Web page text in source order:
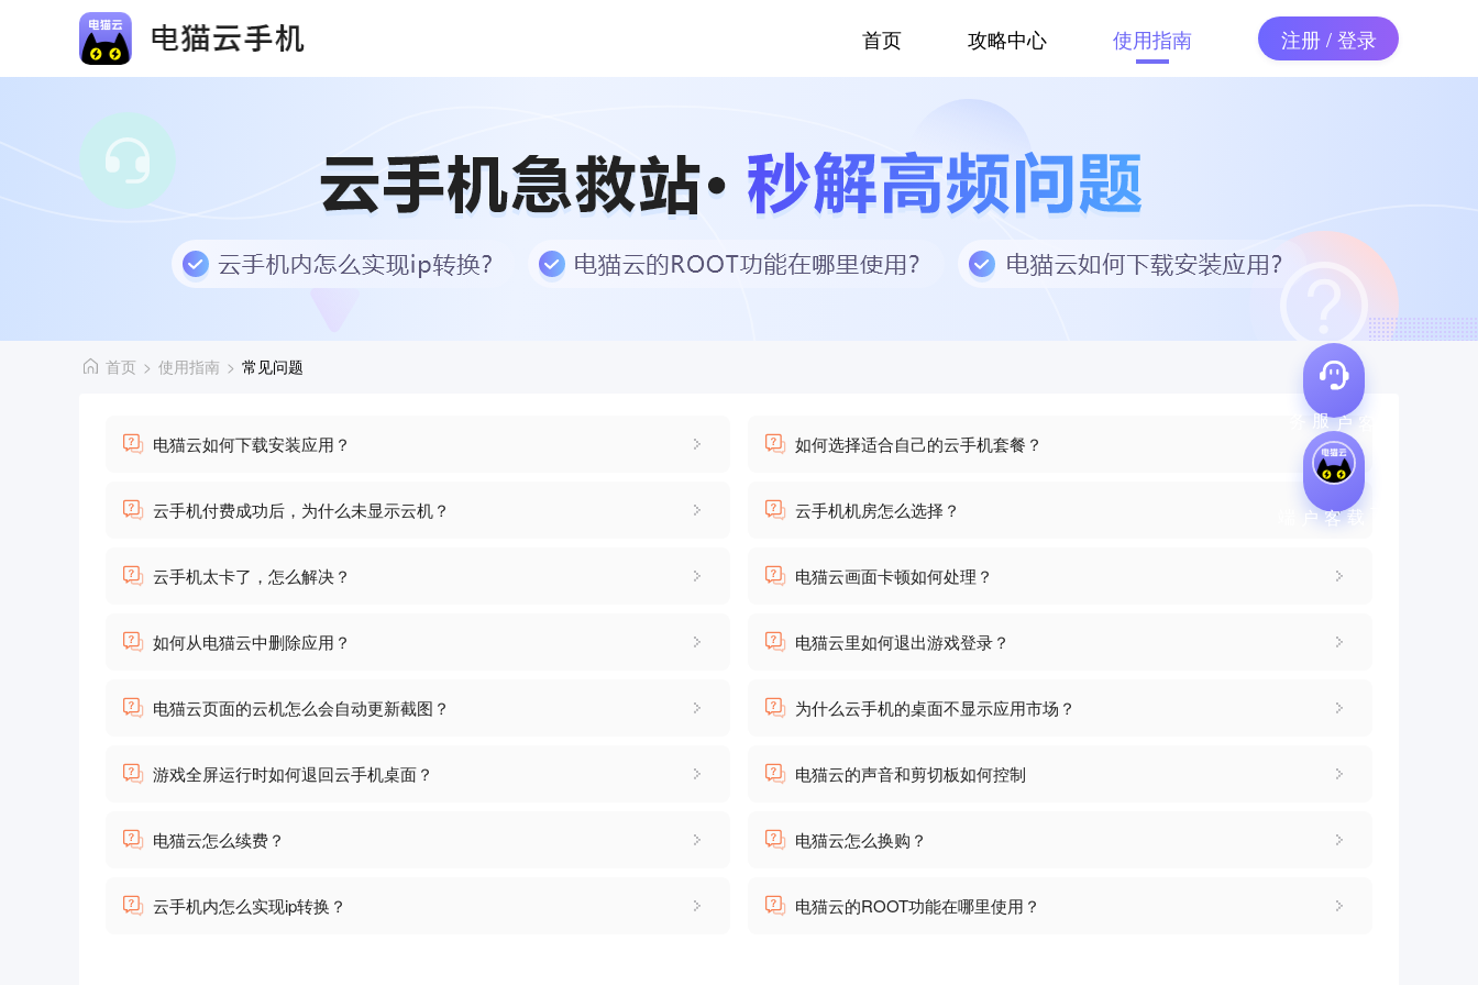
首页 攻略中心 使用指南 注册 / 登录
首页 > 使用指南 > 常见问题
电猫云如何下载安装应用？ 如何选择适合自己的云手机套餐？
云手机付费成功后，为什么未显示云机？ 云手机机房怎么选择？
云手机太卡了，怎么解决？ 电猫云画面卡顿如何处理？
如何从电猫云中删除应用？ 电猫云里如何退出游戏登录？
电猫云页面的云机怎么会自动更新截图？ 为什么云手机的桌面不显示应用市场？
游戏全屏运行时如何退回云手机桌面？ 电猫云的声音和剪切板如何控制
电猫云怎么续费？ 电猫云怎么换购？
云手机内怎么实现ip转换？ 电猫云的ROOT功能在哪里使用？
客户服务